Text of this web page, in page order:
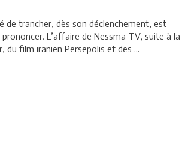
de trancher, dès son déclenchement, est
L’affaire de Nessma TV, suite à la
film iranien Persepolis et des ...